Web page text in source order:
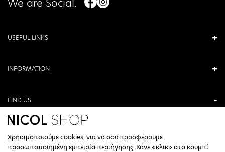
We are Social.
USEFUL LINKS
INFORMATION
FIND US
ANTONIOU KAMARA 3, VERIA, GREECE
+30 23310 76336
Χρησιμοποιούμε cookies, για να σου προσφέρουμε
προσωποποιημένη εμπειρία περιήγησης. Κάνε «κλικ» στο κουμπί